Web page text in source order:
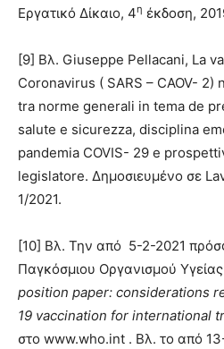
Εργατικό Δίκαιο, 4η έκδοση,
[9] Βλ. Giuseppe Pellacani, La
Coronavirus ( SARS – CAOV-
tra norme generali in tema de
salute e sicurezza, disciplina
pandemia COVIS- 29 e
legislatore. Δημοσιευμένο σε
1/2021.
[10] Βλ. Την από 5-2-2021
Παγκόσμιου Οργανισμού
position paper: considerations
19 vaccination for international
στο www.who.int . Βλ. το από